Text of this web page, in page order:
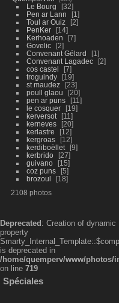
Le Bourg
32
Pen ar Lann
1
Toul ar Ouiz
2
PenKer
14
Kerhoaden
7
Govelic
2
Convenant Gélard
1
Convenant Lagadec
2
cos castel
7
troguindy
19
st maudez
23
poull glaou
20
pen ar puns
11
le cosquer
19
kerversot
11
kerneves
20
kerlastre
12
kergroas
12
kerdiboëllet
9
kerbrido
27
guivano
15
coz puns
5
brozoul
18
2108 photos
Deprecated : Creation of dynamic
property
is deprecated in
/home/quemperv/www/
on line 719
Spéciales